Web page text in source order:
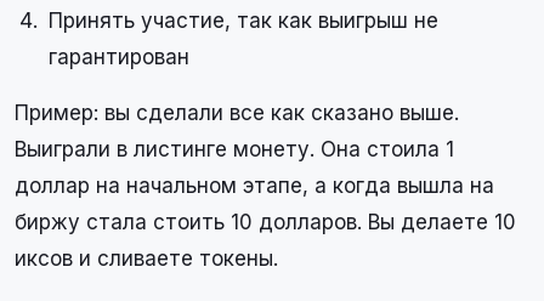
Принять участие, так как выигрыш не
гарантирован
Пример: вы сделали все как сказано выше.
Выиграли в листинге монету. Она стоила 1
доллар на начальном этапе, а когда вышла на
биржу стала стоить 10 долларов. Вы делаете 10
иксов и сливаете токены.